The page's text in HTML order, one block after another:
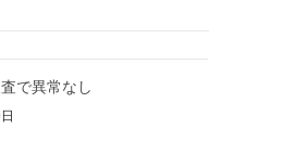
で異常なし